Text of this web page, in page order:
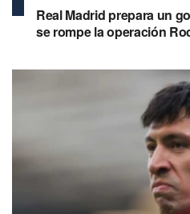
Real Madrid prepara un
se rompe la operación